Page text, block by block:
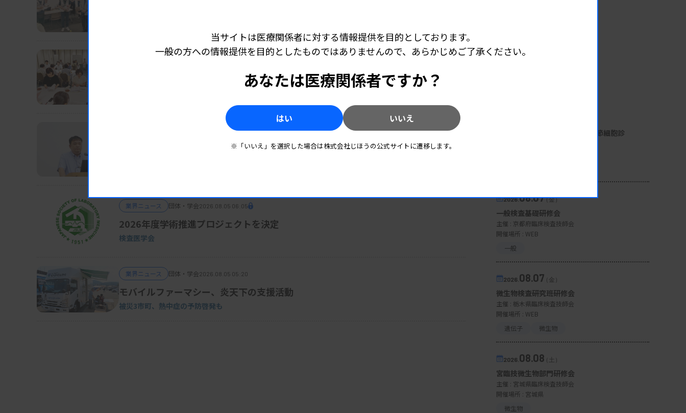
望者がいない」17.9％で、回答施設の7割以上で人材確保に苦慮している実態が示され
た。都道府県別に見ると、地方での人材不足が目立つほか、病床数が少ない施設ほど求職
●外部精度管理、約1割は参加せず
外部精度管理調査の受検状況（回答3258施設）では、日臨技主催調査が67.2％で最も
多く、次いで都道府県技師会56.0％、日本医師会44.4％、都道府県医師会23.7％、日本衛
生検査所協会3.0％、その他22.1％。「参加していない」は10.7％あった。
資料はこちら
日衛協、遺伝学的検査のEQAを試行
業界ニュース 団体・学会2026.08.05 06:05
2026年度学術推進プロジェクトを決定
検査医学会
業界ニュース 団体・学会2026.08.05 05:20
モバイルファーマシー、炎天下の支援活動
被災3市町、熱中症の予防啓発も
細胞診定期講習会 第7回 リンパ節細胞診
2026.08.07（金）
一般検査基礎研修会
主催 : 京都府臨床検査技師会
開催場所 : WEB
一般
2026. 08.07（金）
微生物検査研究班研修会
主催 : 栃木県臨床検査技師会
開催場所 : WEB
遺伝子
微生物
2026. 08.08（土）
宮臨技微生物部門研修会
主催 : 宮城県臨床検査技師会
開催場所 : 宮城県
微生物
当サイトは医療関係者に対する情報提供を目的としております。
一般の方への情報提供を目的としたものではありませんので、あらかじめご了承ください。
あなたは医療関係者ですか？
はい いいえ
※「いいえ」を選択した場合は株式会社じほうの公式サイトに遷移します。